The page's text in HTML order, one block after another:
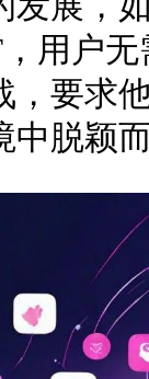
，用户
，要求
脱颖而